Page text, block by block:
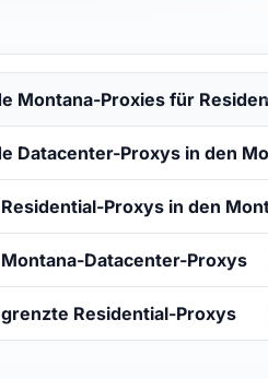
Montana-Proxies für
Datacenter-Proxys in den
Proxys in den
Datacenter-Proxys
Residential-Proxys